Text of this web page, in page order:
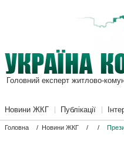
Головний експерт житлово-
Новини ЖКГ Публікації
Головна / Новини ЖКГ / /